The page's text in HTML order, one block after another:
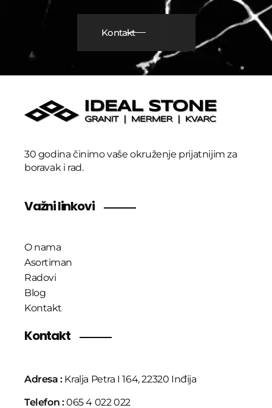
Kontakt
30 godina činimo vaše okruženje prijatnijim za
boravak i rad.
Važni linkovi
O nama
Asortiman
Radovi
Blog
Kontakt
Kontakt
Adresa : Kralja Petra I 164, 22320 Inđija
Telefon :065 4 022 022